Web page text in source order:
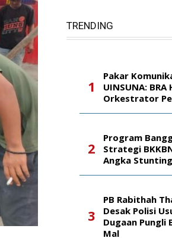
TRENDING
Pakar
UINSUNA: BRA
Orkestrator
Program
Strategi
Angka Stunting
PB Rabithah
Desak Polisi
Dugaan Pungli
Mal